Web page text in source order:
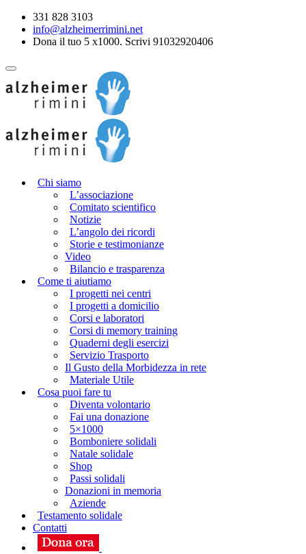
331 828 3103
info@alzheimerrimini.net
Dona il tuo 5 x1000. Scrivi 91032920406
Chi siamo
L’associazione
Comitato scientifico
Notizie
L’angolo dei ricordi
Storie e testimonianze
Video
Bilancio e trasparenza
Come ti aiutiamo
I progetti nei centri
I progetti a domicilio
Corsi e laboratori
Corsi di memory training
Quaderni degli esercizi
Servizio Trasporto
Il Gusto della Morbidezza in rete
Materiale Utile
Cosa puoi fare tu
Diventa volontario
Fai una donazione
5×1000
Bomboniere solidali
Natale solidale
Shop
Passi solidali
Donazioni in memoria
Aziende
Testamento solidale
Contatti